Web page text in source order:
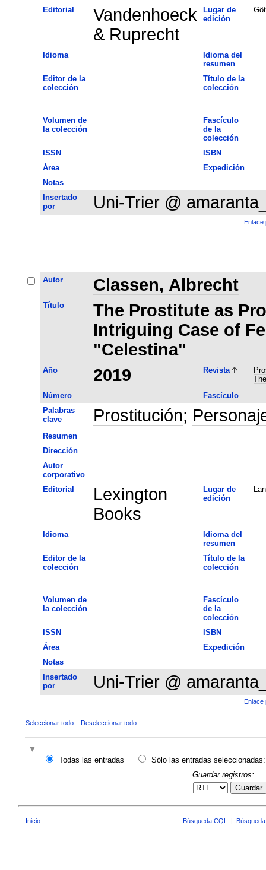
Editorial
Vandenhoeck
& Ruprecht
Lugar de
edición
Idioma
Idioma del
resumen
Editor de la
colección
Título de la
colección
Volumen de
la colección
Fascículo
de la
colección
ISSN
ISBN
Área
Expedición
Notas
Insertado
por
Uni-Trier @
Enlace
Autor Classen, Albrecht
Título
The Prostitute as
Intriguing Case of
"Celestina"
Año 2019 Revista
Número
Fascículo
Palabras
clave
Prostitución;
Resumen
Dirección
Autor
corporativo
Editorial
Lexington
Books
Lugar de
edición
Idioma
Idioma del
resumen
Editor de la
colección
Título de la
colección
Volumen de
la colección
Fascículo
de la
colección
ISSN
ISBN
Área
Expedición
Notas
Insertado
por
Uni-Trier @
Enlace
Seleccionar todo Deseleccionar todo
Todas las entradas
Sólo las entradas seleccionadas:
Guardar registros:
Guardar
Inicio Búsqueda CQL